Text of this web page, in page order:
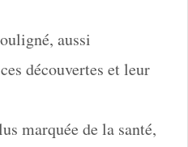
aussi
découvertes et leur
marquée de la santé,